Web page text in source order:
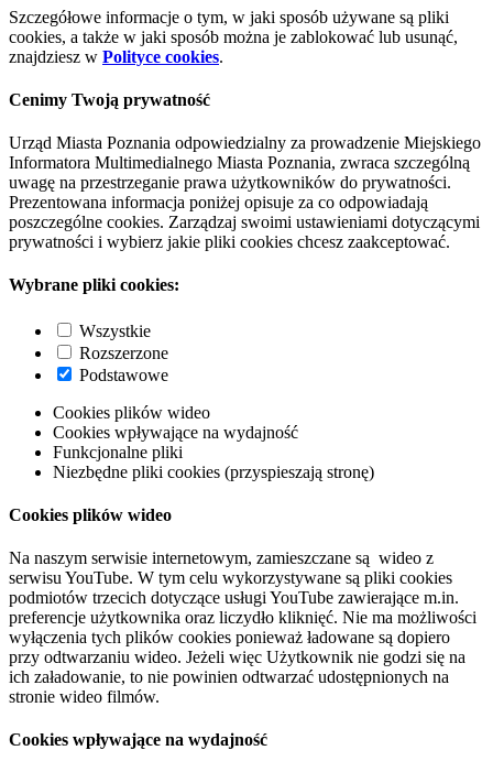
Szczegółowe informacje o tym, w jaki sposób używane są pliki
cookies, a także w jaki sposób można je zablokować lub usunąć,
znajdziesz w Polityce cookies.
Cenimy Twoją prywatność
Urząd Miasta Poznania odpowiedzialny za prowadzenie Miejskiego
Informatora Multimedialnego Miasta Poznania, zwraca szczególną
uwagę na przestrzeganie prawa użytkowników do prywatności.
Prezentowana informacja poniżej opisuje za co odpowiadają
poszczególne cookies. Zarządzaj swoimi ustawieniami dotyczącymi
prywatności i wybierz jakie pliki cookies chcesz zaakceptować.
Wybrane pliki cookies:
Wszystkie
Rozszerzone
Podstawowe
Cookies plików wideo
Cookies wpływające na wydajność
Funkcjonalne pliki
Niezbędne pliki cookies (przyspieszają stronę)
Cookies plików wideo
Na naszym serwisie internetowym, zamieszczane są wideo z
serwisu YouTube. W tym celu wykorzystywane są pliki cookies
podmiotów trzecich dotyczące usługi YouTube zawierające m.in.
preferencje użytkownika oraz liczydło kliknięć. Nie ma możliwości
wyłączenia tych plików cookies ponieważ ładowane są dopiero
przy odtwarzaniu wideo. Jeżeli więc Użytkownik nie godzi się na
ich załadowanie, to nie powinien odtwarzać udostępnionych na
stronie wideo filmów.
Cookies wpływające na wydajność